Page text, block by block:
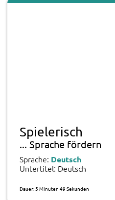
Spielerisch
... Sprache fördern
Sprache: Deutsch
Untertitel: Deutsch
Dauer: 5 Minuten 49 Sekunden